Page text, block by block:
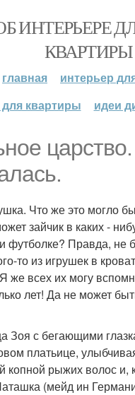
ИНТЕРЬЕРЕ
КВАРТИРЫ
главная
интерьер
квартиры
идеи
Что же это могло
зайчик в каких -
футболке? Правда, не
то из игрушек в
же всех их могу
лет! Да не может
Зоя с бегающими
платьице,
копной рыжих волос и,
(мейд ин